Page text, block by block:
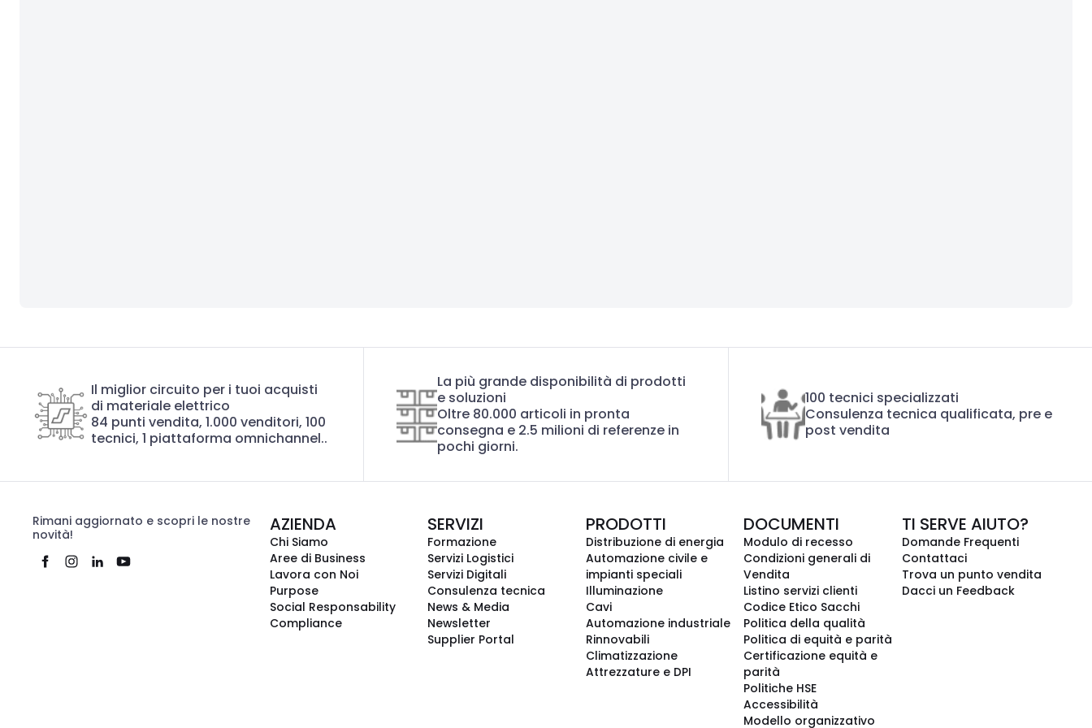
Il miglior circuito per i tuoi acquisti
di materiale elettrico
84 punti vendita, 1.000 venditori, 100
tecnici, 1 piattaforma omnichannel..
La più grande disponibilità di prodotti
e soluzioni
Oltre 80.000 articoli in pronta
consegna e 2.5 milioni di referenze in
pochi giorni.
100 tecnici specializzati
Consulenza tecnica qualificata, pre e
post vendita
Rimani aggiornato e scopri le nostre
novità!
AZIENDA
Chi Siamo
Aree di Business
Lavora con Noi
Purpose
Social Responsability
Compliance
SERVIZI
Formazione
Servizi Logistici
Servizi Digitali
Consulenza tecnica
News & Media
Newsletter
Supplier Portal
PRODOTTI
Distribuzione di energia
Automazione civile e
impianti speciali
Illuminazione
Cavi
Automazione industriale
Rinnovabili
Climatizzazione
Attrezzature e DPI
DOCUMENTI
Modulo di recesso
Condizioni generali di
Vendita
Listino servizi clienti
Codice Etico Sacchi
Politica della qualità
Politica di equità e parità
Certificazione equità e
parità
Politiche HSE
Accessibilità
Modello organizzativo
TI SERVE AIUTO?
Domande Frequenti
Contattaci
Trova un punto vendita
Dacci un Feedback